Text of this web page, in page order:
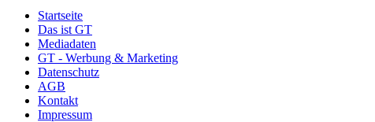
Startseite
Das ist GT
Mediadaten
GT - Werbung & Marketing
Datenschutz
AGB
Kontakt
Impressum